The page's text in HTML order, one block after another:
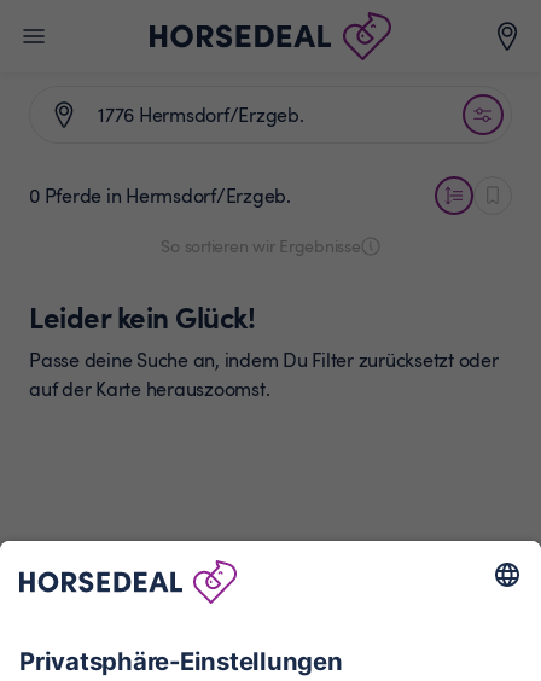
0 Pferde in Hermsdorf/Erzgeb.
So sortieren wir Ergebnisse
Leider kein Glück!
Passe deine Suche an, indem Du Filter zurücksetzt oder
auf der Karte herauszoomst.